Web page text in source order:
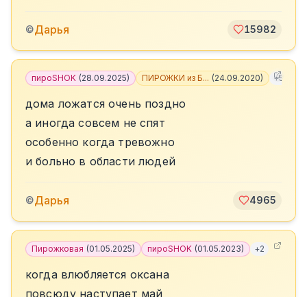
©Дарья 15982
пироSHOK (28.09.2025) ПИРОЖКИ из Б... (24.09.2020) +5
дома ложатся очень поздно
а иногда совсем не спят
особенно когда тревожно
и больно в области людей
©Дарья 4965
Пирожковая (01.05.2025) пироSHOK (01.05.2023) +2
когда влюбляется оксана
повсюду наступает май